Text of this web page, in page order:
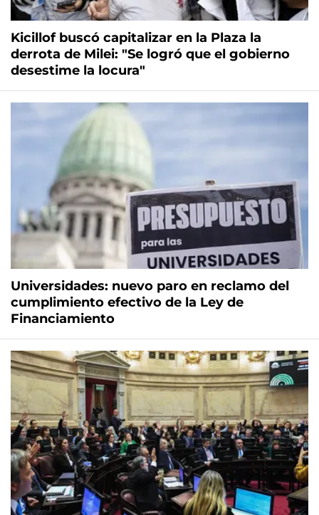
Kicillof buscó capitalizar en la Plaza la
derrota de Milei: "Se logró que el gobierno
desestime la locura"
Universidades: nuevo paro en reclamo del
cumplimiento efectivo de la Ley de
Financiamiento